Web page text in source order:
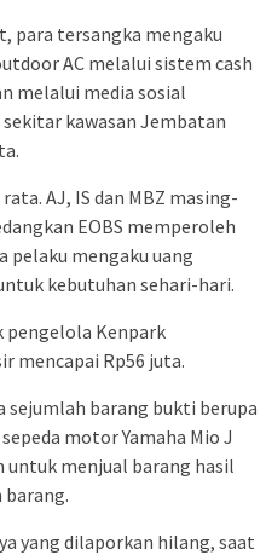
para tersangka mengaku
AC melalui sistem cash
melalui media sosial
sekitar kawasan Jembatan
AJ, IS dan MBZ masing-
EOBS memperoleh
pelaku mengaku uang
kebutuhan sehari-hari.
pengelola Kenpark
mencapai Rp56 juta.
barang bukti berupa
motor Yamaha Mio J
untuk menjual barang hasil
yang dilaporkan hilang, saat